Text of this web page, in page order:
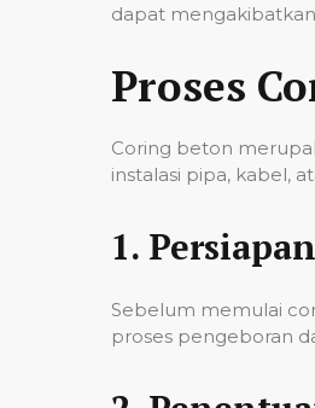
dapat
Proses
Coring beton
instalasi pipa, kabel,
1.
Sebelum memulai
proses pengeboran